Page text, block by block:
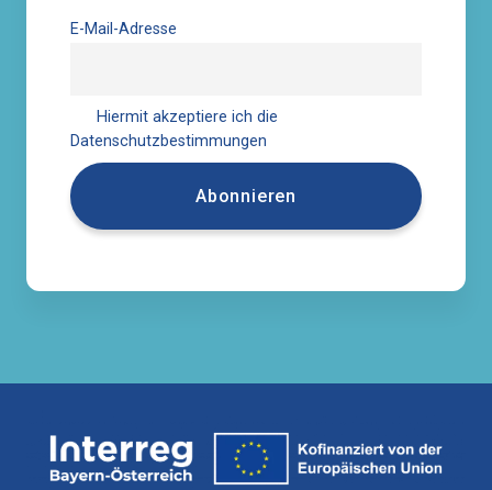
E-Mail-Adresse
Hiermit akzeptiere ich die
Datenschutzbestimmungen